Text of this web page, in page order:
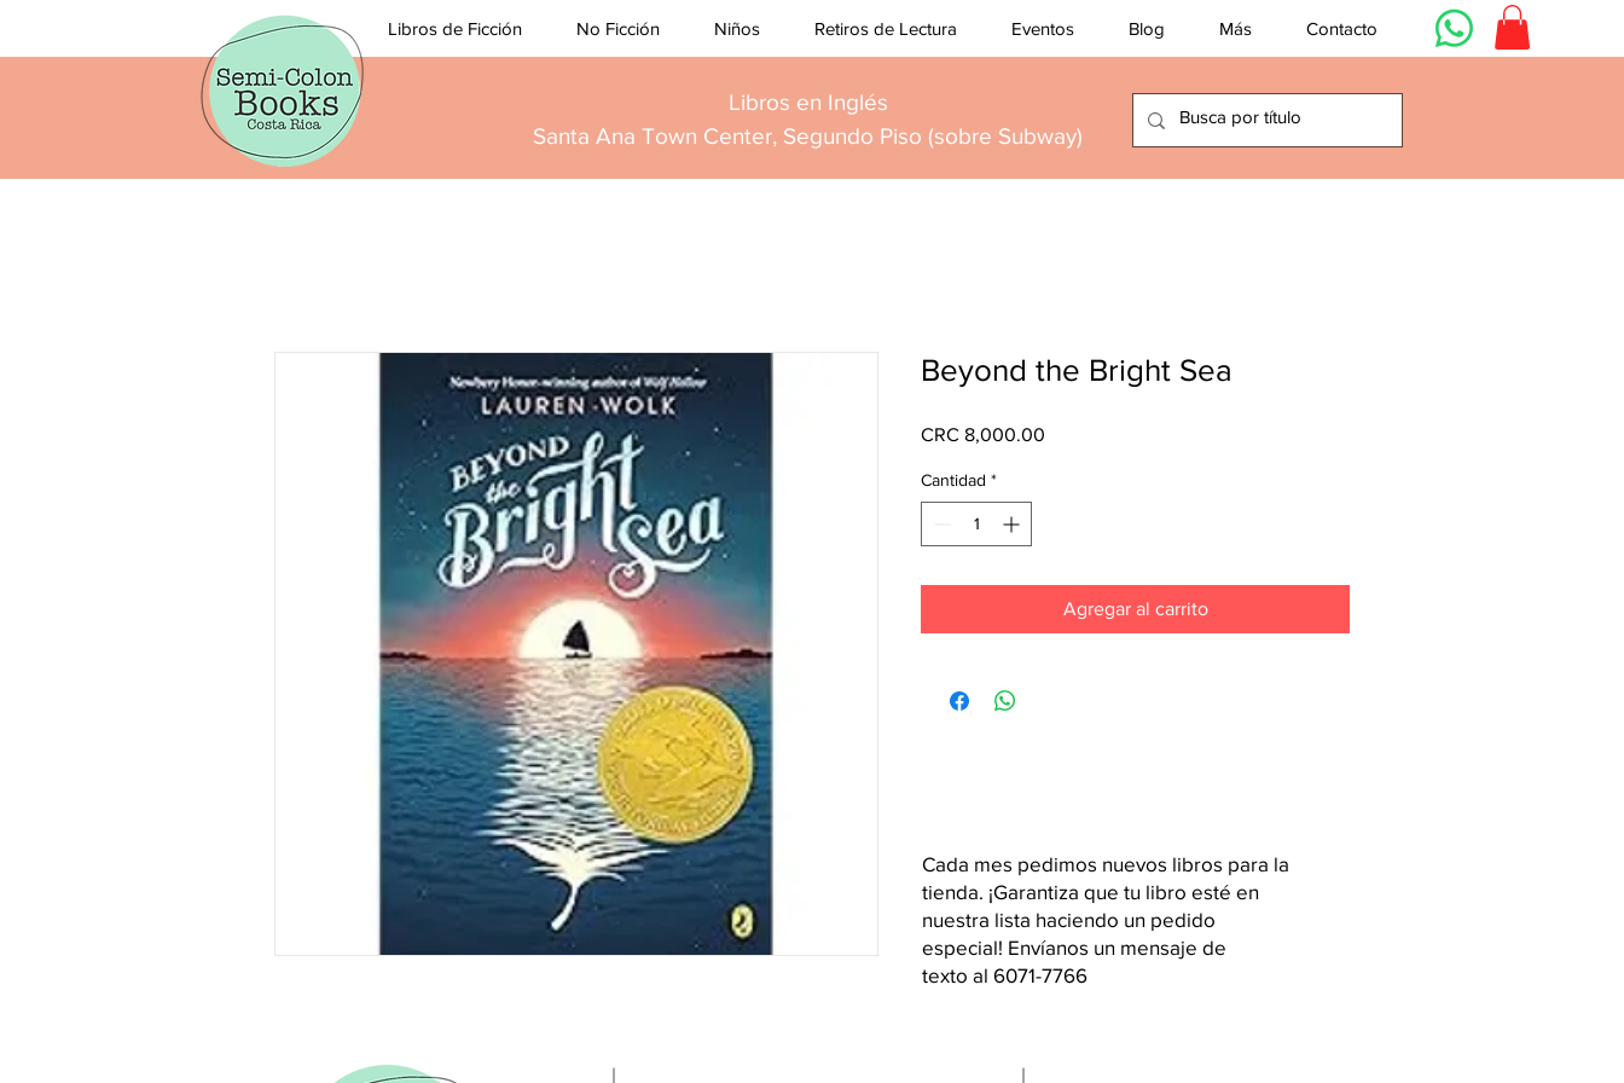
Libros de Ficción No Ficción Niños Retiros de Lectura Eventos Blog Más Contacto
Libros en Inglés
Santa Ana Town Center, Segundo Piso (sobre Subway)
Beyond the Bright Sea
CRC 8,000.00
Cantidad *
Agregar al carrito
Cada mes pedimos nuevos libros para la
tienda. ¡Garantiza que tu libro esté en
nuestra lista haciendo un pedido
especial! Envíanos un mensaje de
texto al 6071-7766